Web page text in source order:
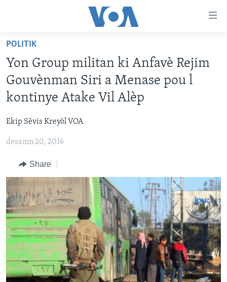
Skip
main
content
Skip
to
main
Navigation
Skip
Search
LÈZETAZINI
AMERIK LATIN
VIDEO
FLASHPOINT IKRÈN
Learning English
SUIV NOU
Languages
POLITIK
Yon Group militan ki Anfavè Rejim
Gouvènman Siri a Menase pou l
kontinye Atake Vil Alèp
Ekip Sèvis Kreyòl VOA
desanm 20, 2016
Share